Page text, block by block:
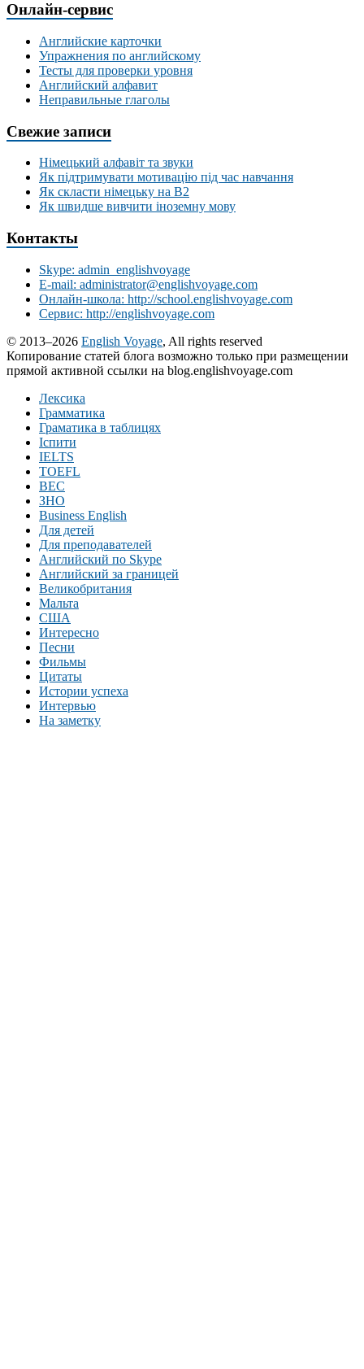
Онлайн-сервис
Английские карточки
Упражнения по английскому
Тесты для проверки уровня
Английский алфавит
Неправильные глаголы
Свежие записи
Німецький алфавіт та звуки
Як підтримувати мотивацію під час навчання
Як скласти німецьку на В2
Як швидше вивчити іноземну мову
Контакты
Skype: admin_englishvoyage
E-mail: administrator@englishvoyage.com
Онлайн-школа: http://school.englishvoyage.com
Сервис: http://englishvoyage.com
© 2013–2026 English Voyage, All rights reserved
Копирование статей блога возможно только при размещении
прямой активной ссылки на blog.englishvoyage.com
Лексика
Грамматика
Граматика в таблицях
Іспити
IELTS
TOEFL
BEC
ЗНО
Business English
Для детей
Для преподавателей
Английский по Skype
Английский за границей
Великобритания
Мальта
США
Интересно
Песни
Фильмы
Цитаты
Истории успеха
Интервью
На заметку